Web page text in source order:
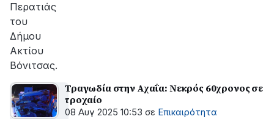
Περατιάς
του
Δήμου
Ακτίου
Βόνιτσας.
Τραγωδία στην Αχαΐα: Νεκρός 60χρονος σε
τροχαίο
08 Αυγ 2025 10:53 σε Επικαιρότητα